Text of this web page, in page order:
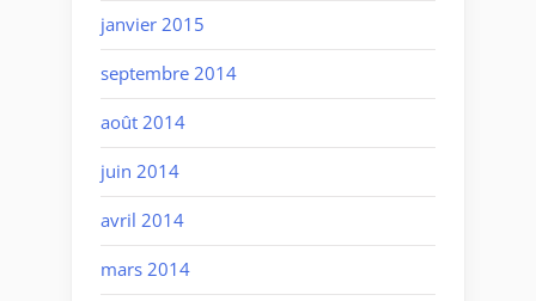
janvier 2015
septembre 2014
août 2014
juin 2014
avril 2014
mars 2014